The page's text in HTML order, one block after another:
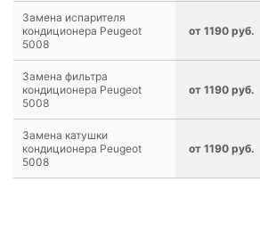
Замена испарителя
кондиционера Peugeot
5008
от 1190 руб.
Замена фильтра
кондиционера Peugeot
5008
от 1190 руб.
Замена катушки
кондиционера Peugeot
5008
от 1190 руб.